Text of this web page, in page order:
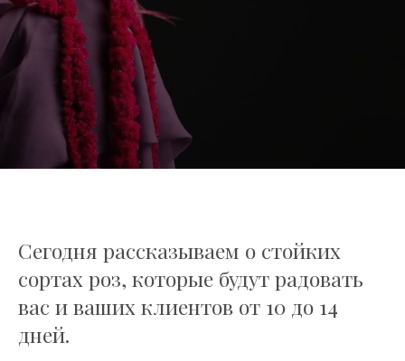
Сегодня рассказываем о стойких
сортах роз, которые будут радовать
вас и ваших клиентов от 10 до 14
дней.